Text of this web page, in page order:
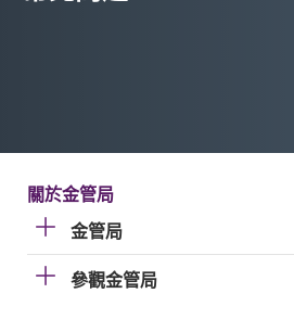
關於金管局
金管局
參觀金管局